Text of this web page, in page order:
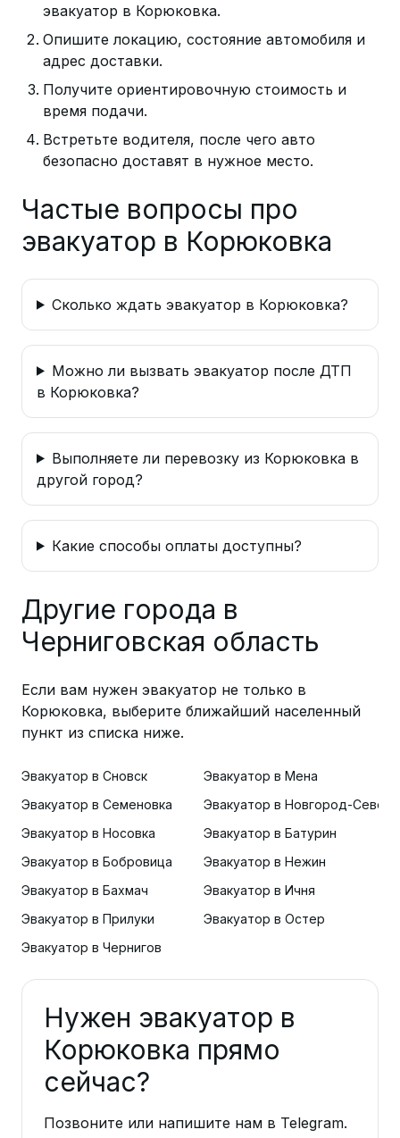
эвакуатор в Корюковка.
Опишите локацию, состояние автомобиля и
адрес доставки.
Получите ориентировочную стоимость и
время подачи.
Встретьте водителя, после чего авто
безопасно доставят в нужное место.
Частые вопросы про
эвакуатор в Корюковка
Сколько ждать эвакуатор в Корюковка?
Можно ли вызвать эвакуатор после ДТП
в Корюковка?
Выполняете ли перевозку из Корюковка в
другой город?
Какие способы оплаты доступны?
Другие города в
Черниговская область
Если вам нужен эвакуатор не только в
Корюковка, выберите ближайший населенный
пункт из списка ниже.
Эвакуатор в Сновск
Эвакуатор в Мена
Эвакуатор в Семеновка
Эвакуатор в Новгород-
Эвакуатор в Носовка
Эвакуатор в Батурин
Эвакуатор в Бобровица
Эвакуатор в Нежин
Эвакуатор в Бахмач
Эвакуатор в Ичня
Эвакуатор в Прилуки
Эвакуатор в Остер
Эвакуатор в Чернигов
Нужен эвакуатор в
Корюковка прямо
сейчас?
Позвоните или напишите нам в Telegram.